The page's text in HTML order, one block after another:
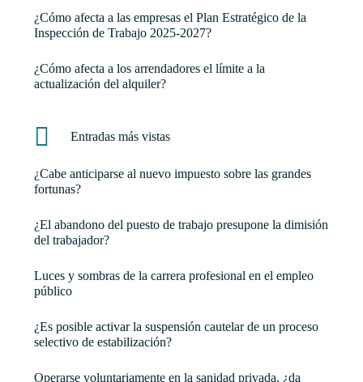
¿Cómo afecta a las empresas el Plan Estratégico de la
Inspección de Trabajo 2025-2027?
¿Cómo afecta a los arrendadores el límite a la
actualización del alquiler?
Entradas más vistas
¿Cabe anticiparse al nuevo impuesto sobre las grandes
fortunas?
¿El abandono del puesto de trabajo presupone la dimisión
del trabajador?
Luces y sombras de la carrera profesional en el empleo
público
¿Es posible activar la suspensión cautelar de un proceso
selectivo de estabilización?
Operarse voluntariamente en la sanidad privada, ¿da